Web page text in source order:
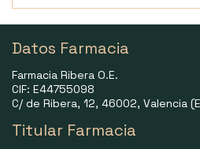
Datos Farmacia
Farmacia Ribera O.E.
CIF: E44755098
C/ de Ribera, 12, 46002, Valencia
Titular Farmacia